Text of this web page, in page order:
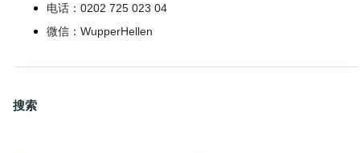
电话：0202 725 023 04
微信：WupperHellen
搜索